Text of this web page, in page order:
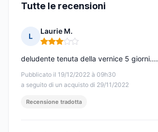
Tutte le recensioni
L
Laurie M.
Nota: 3 su 5
Pubblicato il 19/12/2022 à 09h30
a seguito di un acquisto di 29/11/2022
deludente tenuta della vernice 5 giorni....
Recensione tradotta